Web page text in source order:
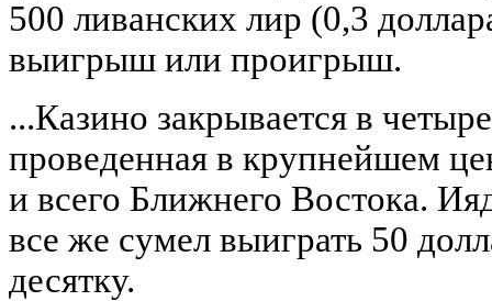
500 ливанских лир (0,3
выигрыш или проигрыш.
...Казино закрывается в
проведенная в крупнейшем
и всего Ближнего Востока.
все же сумел выиграть 50
десятку.